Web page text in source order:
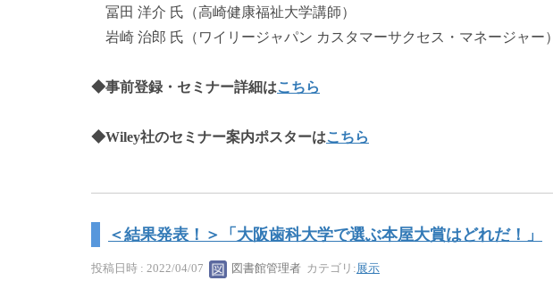
冨田 洋介 氏（高崎健康福祉大学講師）
岩崎 治郎 氏（ワイリージャパン カスタマーサクセス・マネージャー）
◆事前登録・セミナー詳細はこちら
◆Wiley社のセミナー案内ポスターはこちら
＜結果発表！＞「大阪歯科大学で選ぶ本屋大賞はどれだ！」
投稿日時 : 2022/04/07 図書館管理者 カテゴリ:展示